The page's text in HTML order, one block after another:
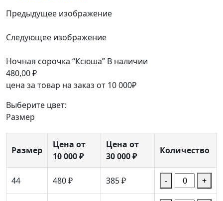
Предыдущее изображение
Следующее изображение
Ночная сорочка “Ксюша” В наличии
480,00₽
цена за товар на заказ от 10 000₽
Выберите цвет:
Размер
Размер
Цена от
10 000 ₽
Цена от
30 000 ₽
Количество
44 480 ₽ 385 ₽ - +